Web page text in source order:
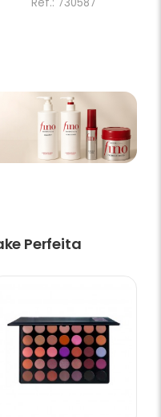
Ref.: 730587
Perfeita